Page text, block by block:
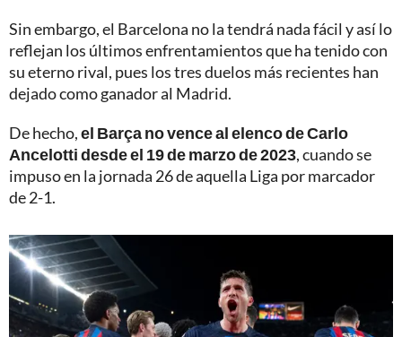
Sin embargo, el Barcelona no la tendrá nada fácil y así lo
reflejan los últimos enfrentamientos que ha tenido con
su eterno rival, pues los tres duelos más recientes han
dejado como ganador al Madrid.
De hecho,el Barça no vence al elenco de Carlo
Ancelotti desde el 19 de marzo de 2023, cuando se
impuso en la jornada 26 de aquella Liga por marcador
de 2-1.